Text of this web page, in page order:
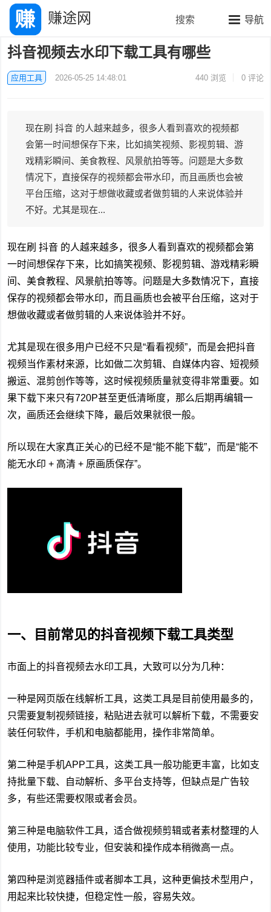
赚途网 导航
搜索
抖音视频去水印下载工具有哪些
应用工具 2026-05-25 14:48:01 440浏览 0 评论
现在刷 抖音 的人越来越多，很多人看到喜欢的视频都
会第一时间想保存下来，比如搞笑视频、影视剪辑、游
戏精彩瞬间、美食教程、风景航拍等等。问题是大多数
情况下，直接保存的视频都会带水印，而且画质也会被
平台压缩，这对于想做收藏或者做剪辑的人来说体验并
不好。尤其是现在...
现在刷抖音 的人越来越多，很多人看到喜欢的视频都会第
一时间想保存下来，比如搞笑视频、影视剪辑、游戏精彩瞬
间、美食教程、风景航拍等等。问题是大多数情况下，直接
保存的视频都会带水印，而且画质也会被平台压缩，这对于
想做收藏或者做剪辑的人来说体验并不好。
尤其是现在很多用户已经不只是“看看视频”，而是会把抖音
视频当作素材来源，比如做二次剪辑、自媒体内容、短视频
搬运、混剪创作等等，这时候视频质量就变得非常重要。如
果下载下来只有720P甚至更低清晰度，那么后期再编辑一
次，画质还会继续下降，最后效果就很一般。
所以现在大家真正关心的已经不是“能不能下载”，而是“能不
能无水印 + 高清 + 原画质保存”。
一、目前常见的抖音视频下载工具类型
市面上的抖音视频去水印工具，大致可以分为几种：
一种是网页版在线解析工具，这类工具是目前使用最多的，
只需要复制视频链接，粘贴进去就可以解析下载，不需要安
装任何软件，手机和电脑都能用，操作非常简单。
第二种是手机APP工具，这类工具一般功能更丰富，比如支
持批量下载、自动解析、多平台支持等，但缺点是广告较
多，有些还需要权限或者会员。
第三种是电脑软件工具，适合做视频剪辑或者素材整理的人
使用，功能比较专业，但安装和操作成本稍微高一点。
第四种是浏览器插件或者脚本工具，这种更偏技术型用户，
用起来比较快捷，但稳定性一般，容易失效。